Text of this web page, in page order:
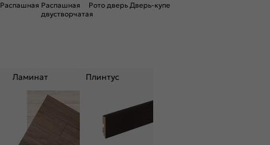
Распашная Распашная
двустворчатая
Рото дверь Дверь-купе
Ламинат Плинтус